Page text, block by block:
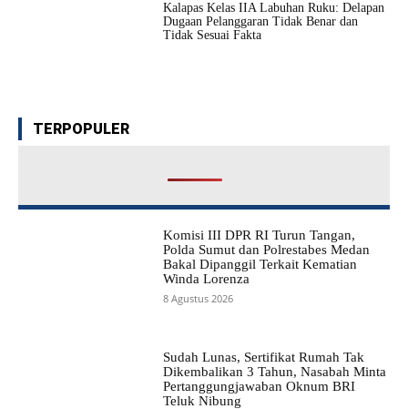
Kalapas Kelas IIA Labuhan Ruku: Delapan
Dugaan Pelanggaran Tidak Benar dan
Tidak Sesuai Fakta
TERPOPULER
Komisi III DPR RI Turun Tangan,
Polda Sumut dan Polrestabes Medan
Bakal Dipanggil Terkait Kematian
Winda Lorenza
8 Agustus 2026
Sudah Lunas, Sertifikat Rumah Tak
Dikembalikan 3 Tahun, Nasabah Minta
Pertanggungjawaban Oknum BRI
Teluk Nibung